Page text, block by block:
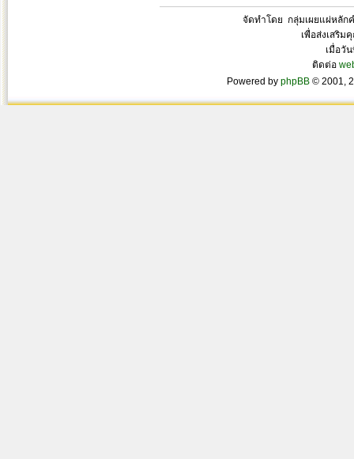
จัดทำโดย กลุ่มเผยแผ่หลัก
เพื่อส่งเสริม
เมื่อวั
ติดต่อ
Powered by phpBB © 2001,